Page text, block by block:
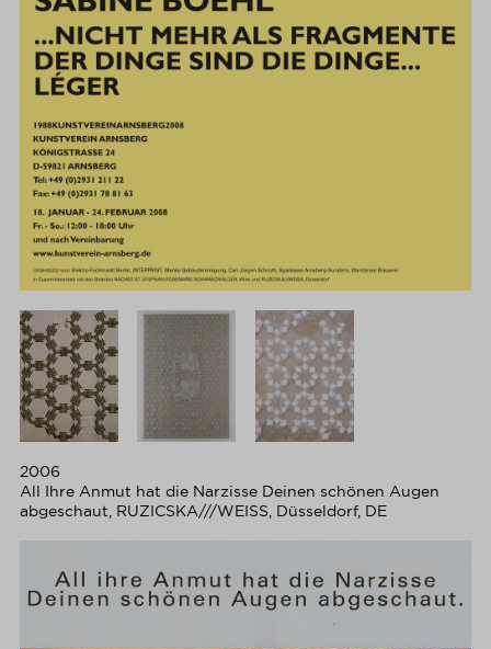
2006
All Ihre Anmut hat die Narzisse Deinen schönen Augen
abgeschaut, RUZICSKA///WEISS, Düsseldorf, DE